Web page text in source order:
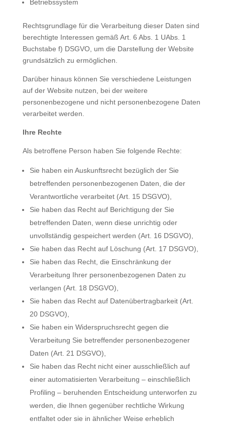
Betriebssystem
Rechtsgrundlage für die Verarbeitung dieser Daten sind
berechtigte Interessen gemäß Art. 6 Abs. 1 UAbs. 1
Buchstabe f) DSGVO, um die Darstellung der Website
grundsätzlich zu ermöglichen.
Darüber hinaus können Sie verschiedene Leistungen
auf der Website nutzen, bei der weitere
personenbezogene und nicht personenbezogene Daten
verarbeitet werden.
Ihre Rechte
Als betroffene Person haben Sie folgende Rechte:
Sie haben ein Auskunftsrecht bezüglich der Sie
betreffenden personenbezogenen Daten, die der
Verantwortliche verarbeitet (Art. 15 DSGVO),
Sie haben das Recht auf Berichtigung der Sie
betreffenden Daten, wenn diese unrichtig oder
unvollständig gespeichert werden (Art. 16 DSGVO),
Sie haben das Recht auf Löschung (Art. 17 DSGVO),
Sie haben das Recht, die Einschränkung der
Verarbeitung Ihrer personenbezogenen Daten zu
verlangen (Art. 18 DSGVO),
Sie haben das Recht auf Datenübertragbarkeit (Art.
20 DSGVO),
Sie haben ein Widerspruchsrecht gegen die
Verarbeitung Sie betreffender personenbezogener
Daten (Art. 21 DSGVO),
Sie haben das Recht nicht einer ausschließlich auf
einer automatisierten Verarbeitung – einschließlich
Profiling – beruhenden Entscheidung unterworfen zu
werden, die Ihnen gegenüber rechtliche Wirkung
entfaltet oder sie in ähnlicher Weise erheblich